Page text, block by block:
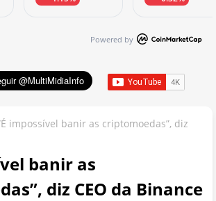
Powered by
impossível banir as criptomoedas”, diz
banir as
diz CEO da Binance